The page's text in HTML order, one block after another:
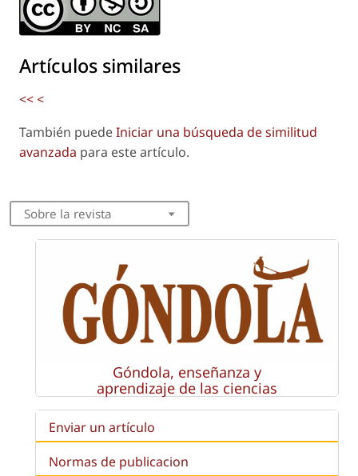
Artículos similares
<<<
También puedeIniciar una búsqueda de similitud
avanzada para este artículo.
Sobre la revista
Góndola, enseñanza y
aprendizaje de las ciencias
Enviar un artículo
Normas de publicacion